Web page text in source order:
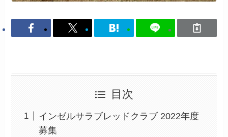
目次
インゼルサラブレッドクラブ 2022年度
募集